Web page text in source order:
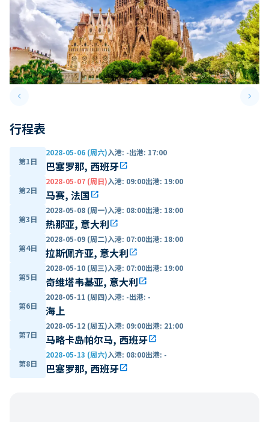
keyboard_arrow_leftPrevious slide keyboard_arrow_right
行程表
第1日
2028-05-06 (周六)入港: -出港: 17:00
巴塞罗那, 西班牙open_in_new
第2日
2028-05-07 (周日)入港: 09:00出港: 19:00
马赛, 法国open_in_new
第3日
2028-05-08 (周一)入港: 08:00出港: 18:00
热那亚, 意大利open_in_new
第4日
2028-05-09 (周二)入港: 07:00出港: 18:00
拉斯佩齐亚, 意大利open_in_new
第5日
2028-05-10 (周三)入港: 07:00出港: 19:00
奇维塔韦基亚, 意大利open_in_new
第6日
2028-05-11 (周四)入港: -出港: -
海上
第7日
2028-05-12 (周五)入港: 09:00出港: 21:00
马略卡岛帕尔马, 西班牙open_in_new
第8日
2028-05-13 (周六)入港: 08:00出港: -
巴塞罗那, 西班牙open_in_new